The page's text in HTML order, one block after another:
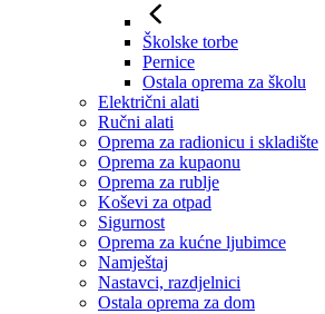
Školske torbe
Pernice
Ostala oprema za školu
Električni alati
Ručni alati
Oprema za radionicu i skladište
Oprema za kupaonu
Oprema za rublje
Koševi za otpad
Sigurnost
Oprema za kućne ljubimce
Namještaj
Nastavci, razdjelnici
Ostala oprema za dom